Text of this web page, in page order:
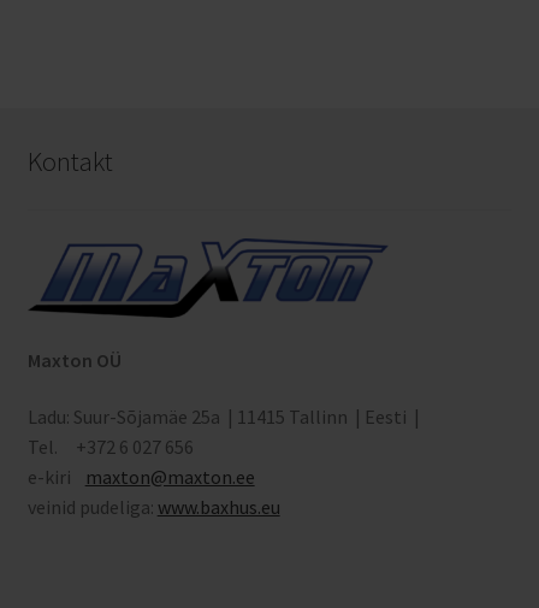
Kontakt
Maxton OÜ
Ladu: Suur-Sõjamäe 25a | 11415 Tallinn | Eesti |
Tel. +372 6 027 656
e-kiri
maxton@maxton.ee
veinid pudeliga: www.baxhus.eu